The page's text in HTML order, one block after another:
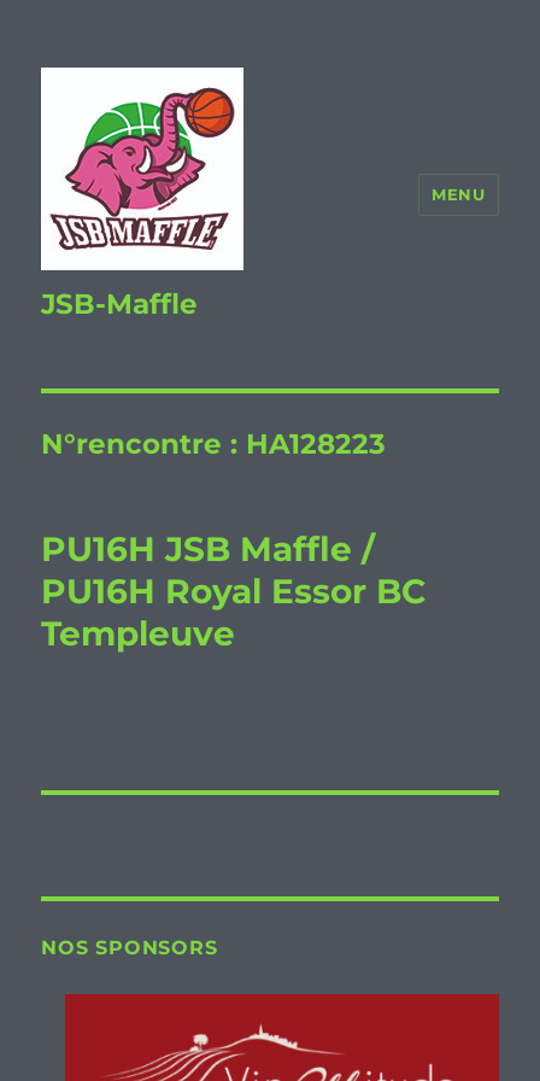
JSB-Maffle
MENU
N°rencontre : HA128223
PU16H JSB Maffle /
PU16H Royal Essor BC
Templeuve
NOS SPONSORS